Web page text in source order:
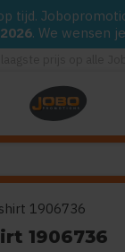
tijd.
. We wensen
1906736
1906736